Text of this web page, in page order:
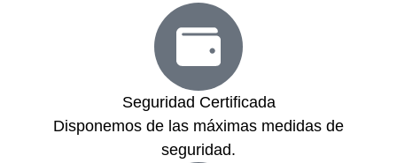
Seguridad Certificada
Disponemos de las máximas medidas de
seguridad.